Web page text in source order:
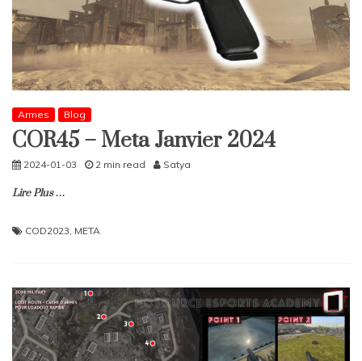
Armes Blog
COR45 – Meta Janvier 2024
2024-01-03 2 min read Satya
Lire Plus …
COD2023, META